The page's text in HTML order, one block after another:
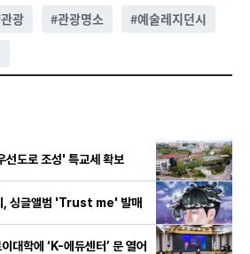
광 #관광명소 #예술레지던시
선도로 조성' 특교세 확보
, 싱글앨범 'Trust me' 발매
대학에 ‘K-에듀센터’ 문 열어